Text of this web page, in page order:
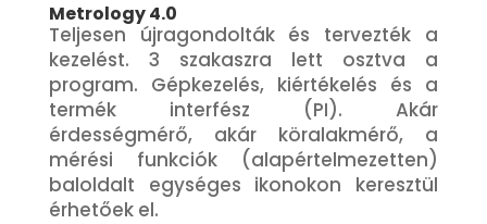
Metrology 4.0
Teljesen újragondolták és tervezték a
kezelést. 3 szakaszra lett osztva a
program. Gépkezelés, kiértékelés és a
termék interfész (PI). Akár
érdességmérő, akár köralakmérő, a
mérési funkciók (alapértelmezetten)
baloldalt egységes ikonokon keresztül
érhetőek el.